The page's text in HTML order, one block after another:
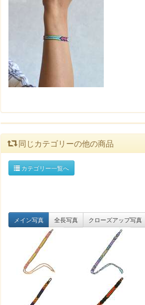
同じカテゴリーの他の商品
カテゴリー一覧へ
メイン写真 全長写真 クローズアップ写真